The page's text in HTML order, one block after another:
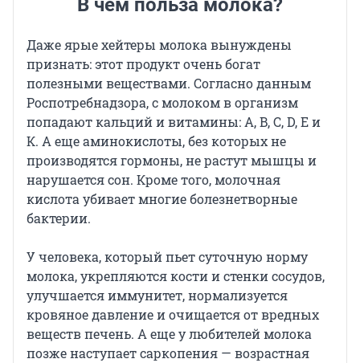
В чём польза молока?
Даже ярые хейтеры молока вынуждены
признать: этот продукт очень богат
полезными веществами. Согласно данным
Роспотребнадзора, с молоком в организм
попадают кальций и витамины: A, B, C, D, E и
К. А еще аминокислоты, без которых не
производятся гормоны, не растут мышцы и
нарушается сон. Кроме того, молочная
кислота убивает многие болезнетворные
бактерии.
У человека, который пьет суточную норму
молока, укрепляются кости и стенки сосудов,
улучшается иммунитет, нормализуется
кровяное давление и очищается от вредных
веществ печень. А еще у любителей молока
позже наступает саркопения — возрастная